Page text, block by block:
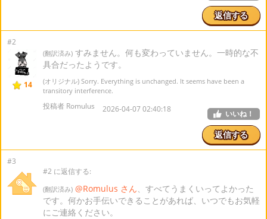
返信する
#2
14
(翻訳済み) すみません。何も変わっていません。一時的な不
具合だったようです。
(オリジナル) Sorry. Everything is unchanged. It seems have been a
transitory interference.
投稿者 Romulus 2026-04-07 02:40:18 いいね！
返信する
#3
#2 に返信する:
(翻訳済み) @Romulus さん、すべてうまくいってよかった
です。何かお手伝いできることがあれば、いつでもお気軽
にご連絡ください。